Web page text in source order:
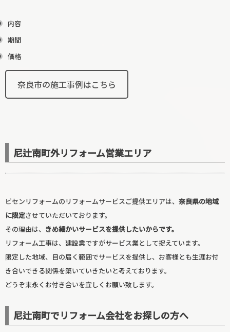
寝室リフォーム
玄関リフォーム
内容
期間
価格
奈良市の施工事例はこちら
尼辻南町外リフォーム営業エリア
ビセンリフォームのリフォームサービスご提供エリアは、 奈良県の地域
に限定させていただいております。
その理由は、 きめ細かいサービスを提供したいからです。
リフォーム工事は、建設業ですがサービス業として捉えています。
限定した地域、目の届く範囲でサービスを提供し、お客様とも生涯お付
き合いできる関係を築いていきたいと考えております。
どうぞ末永くお付き合いを宜しくお願い致します。
尼辻南町でリフォーム会社をお探しの方へ